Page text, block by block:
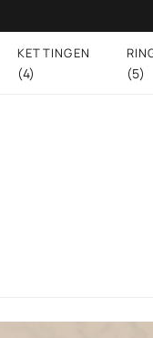
KETTINGEN
(4) (5)